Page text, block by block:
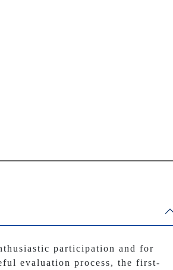
participation and for
evaluation process, the first-